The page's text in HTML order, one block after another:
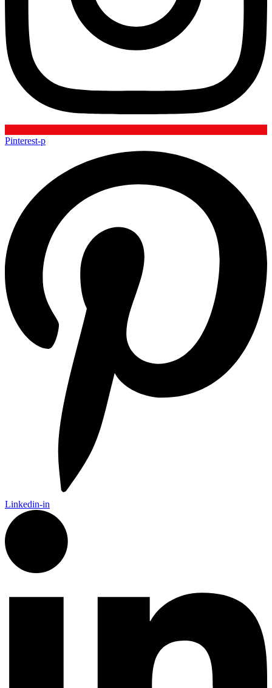
Pinterest-p
Linkedin-in